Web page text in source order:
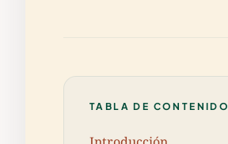
TABLA DE CONTENIDO